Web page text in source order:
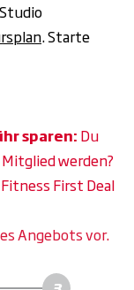
. Starte
sparen: Du
werden?
First Deal
Angebots vor.